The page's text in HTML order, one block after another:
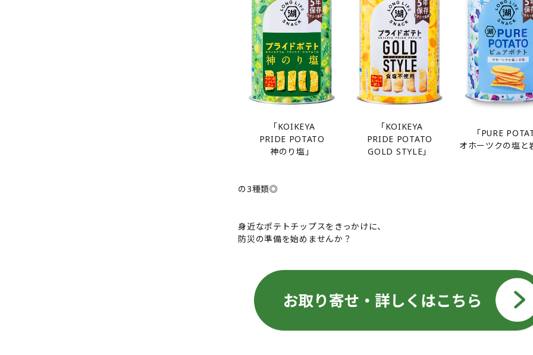
「KOIKEYA
PRIDE POTATO
神のり塩」
「KOIKEYA
PRIDE POTATO
GOLD STYLE」
「PURE
オホーツクの塩と
の3種類◎
身近なポテトチップスをきっかけに、
防災の準備を始めませんか？